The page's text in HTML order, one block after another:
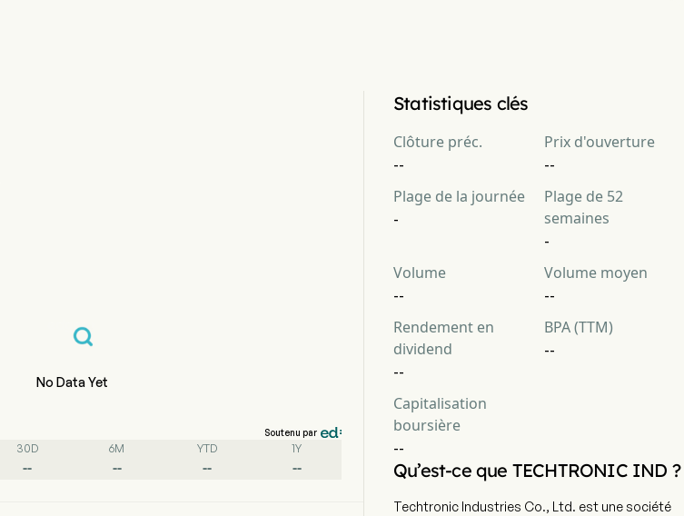
No Data Yet
Soutenu par
30D
--
6M
--
YTD
--
1Y
--
Statistiques clés
Clôture préc.
--
Prix d'ouverture
--
Plage de la journée
-
Plage de 52
semaines
-
Volume
--
Volume moyen
--
Rendement en
dividend
--
BPA (TTM)
--
Capitalisation
boursière
--
Qu’est-ce que TECHTRONIC IND ?
Techtronic Industries Co., Ltd. est une société